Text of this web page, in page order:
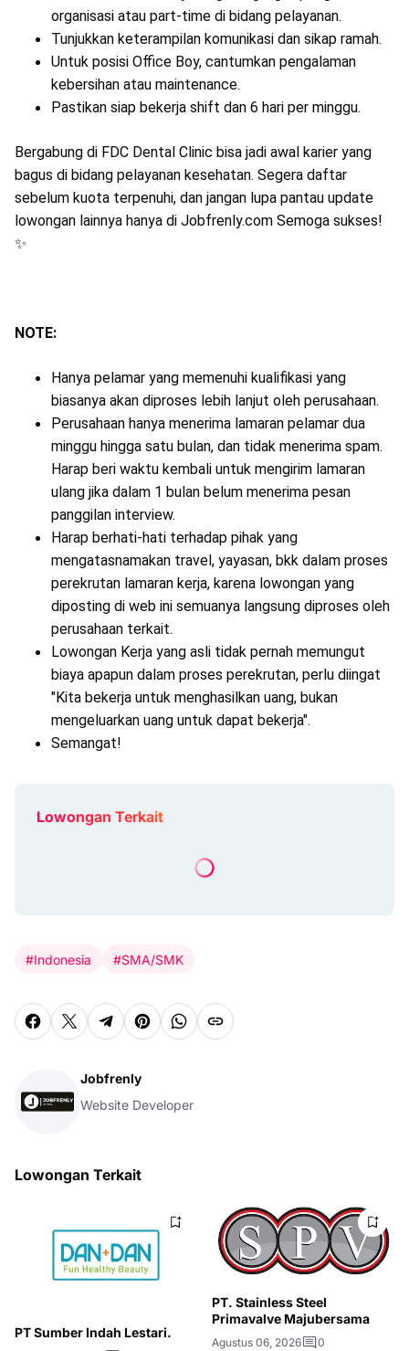
organisasi atau part-time di bidang pelayanan.
Tunjukkan keterampilan komunikasi dan sikap ramah.
Untuk posisi Office Boy, cantumkan pengalaman
kebersihan atau maintenance.
Pastikan siap bekerja shift dan 6 hari per minggu.
Bergabung di FDC Dental Clinic bisa jadi awal karier yang
bagus di bidang pelayanan kesehatan. Segera daftar
sebelum kuota terpenuhi, dan jangan lupa pantau update
lowongan lainnya hanya di Jobfrenly.com Semoga sukses!
✨
NOTE:
Hanya pelamar yang memenuhi kualifikasi yang
biasanya akan diproses lebih lanjut oleh perusahaan.
Perusahaan hanya menerima lamaran pelamar dua
minggu hingga satu bulan, dan tidak menerima spam.
Harap beri waktu kembali untuk mengirim lamaran
ulang jika dalam 1 bulan belum menerima pesan
panggilan interview.
Harap berhati-hati terhadap pihak yang
mengatasnamakan travel, yayasan, bkk dalam proses
perekrutan lamaran kerja, karena lowongan yang
diposting di web ini semuanya langsung diproses oleh
perusahaan terkait.
Lowongan Kerja yang asli tidak pernah memungut
biaya apapun dalam proses perekrutan, perlu diingat
"Kita bekerja untuk menghasilkan uang, bukan
mengeluarkan uang untuk dapat bekerja".
Semangat!
Lowongan Terkait
#Indonesia #SMA/SMK
Jobfrenly
Website Developer
Lowongan Terkait
PT Sumber Indah Lestari.
PT. Stainless Steel
Primavalve Majubersama
Agustus 06, 2026 0